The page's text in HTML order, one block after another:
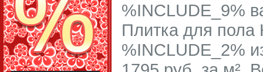
%INCLUDE_9%
Плитка для
%INCLUDE_2%